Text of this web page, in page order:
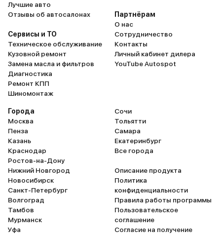
Лучшие авто
Отзывы об автосалонах
Сервисы и ТО
Техническое обслуживание
Кузовной ремонт
Замена масла и фильтров
Диагностика
Ремонт КПП
Шиномонтаж
Партнёрам
О нас
Сотрудничество
Контакты
Личный кабинет дилера
YouTube Autospot
Города
Москва
Пенза
Казань
Краснодар
Ростов-на-Дону
Нижний Новгород
Новосибирск
Санкт-Петербург
Волгоград
Тамбов
Мурманск
Уфа
Сочи
Тольятти
Самара
Екатеринбург
Все города
Описание продукта
Политика
конфиденциальности
Правила работы программы
Пользовательское
соглашение
Согласие на получение